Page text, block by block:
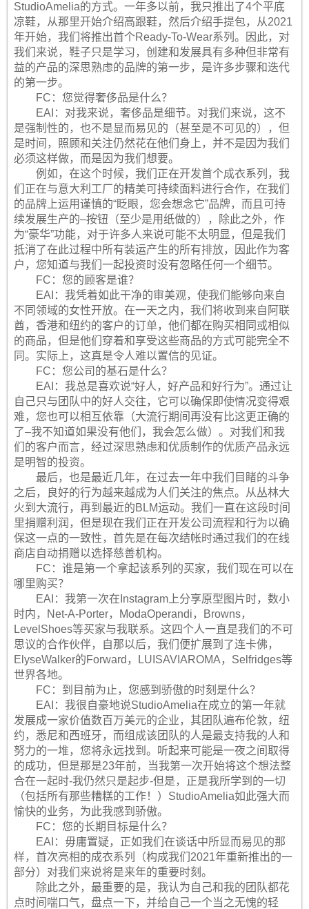
StudioAmelia的方式。一年多以前，我只推出了4个平底
凉鞋，从那里开始介绍高跟鞋，然后介绍手提包，从2021
年开始，我们将推出首个Ready-To-Wear系列。因此，对
我们来说，鞋子只是学习，创建和发展具有多种但非常有
益的产品的深思熟虑的品牌的第一步，是许多步骤和迭代
的第一步。
FC：您觉得奢侈品是什么？
EAI：对我来说，奢侈品是细节。对我们来说，这不
是强制性的，也不是显而易见的（甚至是不可见的），但
是时间，照顾和关注仍然花在他们身上，并不是因为我们
必须这样做，而是因为我们想要。
例如，在这个时候，我们正在开发首个成衣系列，我
们正在与意大利工厂的精美可持续面料进行合作，在我们
的品牌上运用谨慎的“眨眼，您会想念它”品牌，而且可持
续发展生产的–按钮（至少是用纸做的），除此之外，作
为“豪华”功能，对于许多人来说可能不太明显，但是我们
抵消了在此过程中所有装运产生的所有排放，因此作为客
户，您知道与我们一起投资时没有忽略任何一个细节。
FC：您的顾客是谁？
EAI：我凭着如此干净的审美观，使我们能够向来自
不同领域的女性开放。在一天之内，我们将收到来自阿联
酋，香港和纽约的客户的订单，他们都在购买相同或相似
的商品，但是他们穿着和享受这些商品的方式可能完全不
同。实际上，这真是令人难以置信的见证。
FC：您公司的基石是什么？
EAI：我总是喜欢说“好人，好产品和好行为”。通过让
自己只与团队中的好人交往，它可以确保即使情况变得艰
难，您也可以相互依靠（大流行期间再没有比这更正确的
了–我不知道如果没有他们，我会怎么做）。对我们和我
们的客户而言，经过深思熟虑和优质制作的优质产品永远
是明智的投资。
最后，也是最近几年，在过去一年中我们目睹的斗争
之后，良好的行为越来越成为人们关注的焦点。从丛林大
火到大流行，再到最近的BLM运动。我们一直在这段时间
里捐赠利润，但是现在我们正在开发公司流程和行为以确
保这一点的一致性，首先是在每次结帐时通过我们的在线
商店自动捐赠以选择慈善机构。
FC：谁是第一个拿起该系列的买家，我们现在可以在
哪里购买？
EAI：我第一次在Instagram上分享原型图片时，数小
时内，Net-A-Porter，ModaOperandi，Browns，
LevelShoes等买家与我联系。这四个人一直是我们的不可
思议的合作伙伴，自那以后，我们便扩展到了连卡佛，
ElyseWalker的Forward，LUISAVIAROMA，Selfridges等
世界各地。
FC：到目前为止，您感到骄傲的时刻是什么？
EAI：我很自豪地说StudioAmelia在成立的第一年就
发展成一家价值数百万美元的企业，其团队遍布伦敦，纽
约，悉尼和西班牙，而组成该团队的人是最支持我的人和
努力的一堆，您将永远找到。听起来可能是一夜之间取得
的成功，但是那是23年前，当我第一次开始将这个想法整
合在一起时-我仍然只是起步-但是，正是我所学到的一切
（包括所有那些糟糕的工作！）StudioAmelia如此强大而
愉快的业务，为此我感到骄傲。
FC：您的长期目标是什么？
EAI：毋庸置疑，正如我们在谈话中所显而易见的那
样，首次亮相的成衣系列（构成我们2021年重新推出的一
部分）对我们来说将是来年的重要时刻。
除此之外，最重要的是，我认为自己和我的团队都花
点时间喘口气，盘点一下，并给自己一个当之无愧的轻